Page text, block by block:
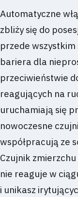
Automatyczne
zbliży się do
przede
bariera dla
przeciwieństwie
reagujących na
uruchamiają się
nowoczesne
współpracują ze
Czujnik
nie reaguje w
i unikasz